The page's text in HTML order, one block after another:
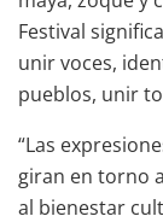
Festival
unir voces,
pueblos, unir
“Las
giran en torno
al bienestar